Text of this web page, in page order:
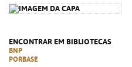
ENCONTRAR EM BIBLIOTECAS
BNP
PORBASE